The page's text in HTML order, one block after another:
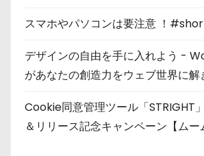
スマホやパソコンは要注意 ！
デザインの自由を手に入れよう -
があなたの創造力をウェブ世界に
Cookie同意管理ツール「STRIGHT
＆リリース記念キャンペーン【ムー